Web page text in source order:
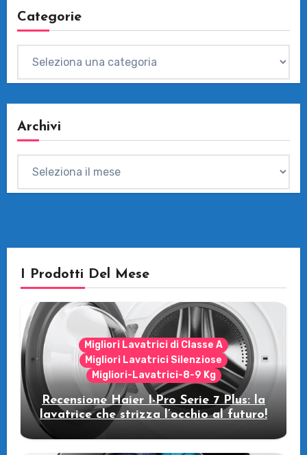
Categorie
Archivi
I Prodotti Del Mese
Migliori Lavatrici di Classe A
Migliori Lavatrici Silenziose
Migliori-Lavatrici-8-9 Kg
Recensione Haier I-Pro Serie 7 Plus: la
lavatrice che strizza l’occhio al futuro!